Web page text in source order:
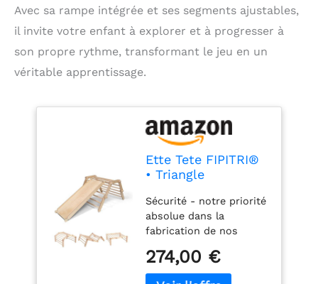
Avec sa rampe intégrée et ses segments ajustables,
il invite votre enfant à explorer et à progresser à
son propre rythme, transformant le jeu en un
véritable apprentissage.
Ette Tete FIPITRI®
• Triangle
Modifiable 5
Segments (avec
Rampe)
Sécurité - notre priorité
absolue dans la
fabrication de nos
découvrez chaque jour
de nouvelles façons
274,00 €